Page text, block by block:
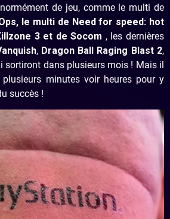
de jeu, comme le multi de
le multi de Need for speed: hot
3 et de Socom , les dernières
,Dragon Ball Raging Blast 2,
sortiront dans plusieurs mois ! Mais il
minutes voir heures pour y
succès !